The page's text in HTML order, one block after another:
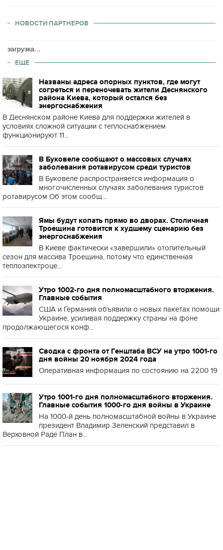
НОВОСТИ ПАРТНЕРОВ
загрузка...
ЕЩЕ
Названы адреса опорных пунктов, где могут
согреться и переночевать жители Деснянского
района Киева, который остался без
энергоснабжения
В Деснянском районе Киева для поддержки жителей в
условиях сложной ситуации с теплоснабжением
функционируют 11...
В Буковеле сообщают о массовых случаях
заболевания ротавирусом среди туристов
В Буковеле распространяется информация о
многочисленных случаях заболевания туристов
ротавирусом Об этом сообщ...
Ямы будут копать прямо во дворах. Столичная
Троещина готовится к худшему сценарию без
энергоснабжения
В Киеве фактически «завершили» отопительный
сезон для массива Троещина, потому что единственная
теплоэлектроце...
Утро 1002-го дня полномасштабного вторжения.
Главные события
США и Германия объявили о новых пакетах помощи
Украине, усиливая поддержку страны на фоне
продолжающегося конф...
Сводка с фронта от Генштаба ВСУ на утро 1001-го
дня войны 20 ноября 2024 года
Оперативная информация по состоянию на 2200 19
Утро 1001-го дня полномасштабного вторжения.
Главные события 1000-го дня войны в Украине
На 1000-й день полномасштабной войны в Украине
президент Владимир Зеленский представил в
Верховной Раде План в...